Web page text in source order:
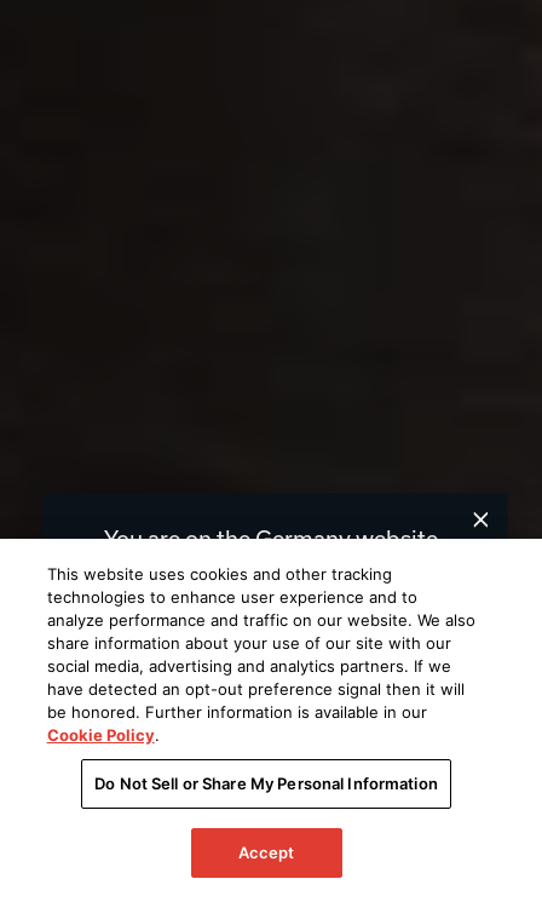
You are on the Germany website.
We recommendUnited States
Choose a different website.
GERMANY UNITED STATES
This website uses cookies and other tracking
technologies to enhance user experience and to
analyze performance and traffic on our website. We also
share information about your use of our site with our
social media, advertising and analytics partners. If we
have detected an opt-out preference signal then it will
be honored. Further information is available in our
Cookie Policy.
Do Not Sell or Share My Personal Information
Accept